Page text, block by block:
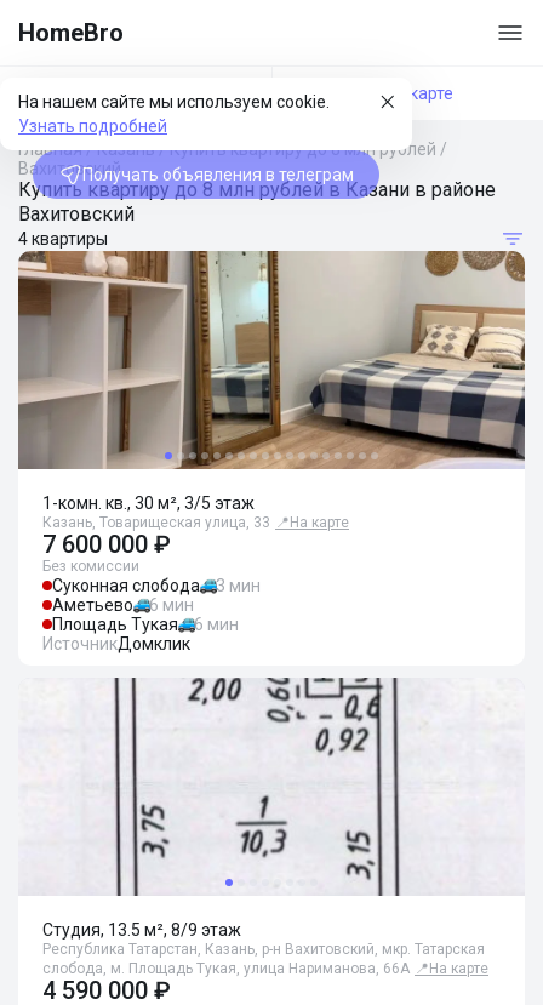
HomeBro
На нашем сайте мы используем cookie.
Узнать подробней
Получать объявления в телеграм
Фильтры На карте
Главная/Казань/Купить квартиру до 8 млн рублей /
Вахитовский
Купить квартиру до 8 млн рублей в Казани в районе
Вахитовский
4 квартиры
1-комн. кв., 30 м², 3/5 этаж
Казань, Товарищеская улица, 33 📍 На карте
7 600 000 ₽
Без комиссии
Суконная слобода
3 мин
Аметьево
6 мин
Площадь Тукая
6 мин
ИсточникДомклик
Студия, 13.5 м², 8/9 этаж
Республика Татарстан, Казань, р-н Вахитовский, мкр. Татарская
слобода, м. Площадь Тукая, улица Нариманова, 66А 📍 На карте
4 590 000 ₽